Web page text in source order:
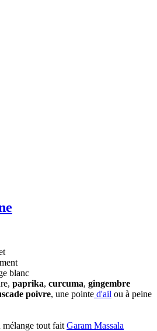
blanc
paprika, curcuma, gingembre
poivre, une pointe d'ail ou à peine
tout fait Garam Massala